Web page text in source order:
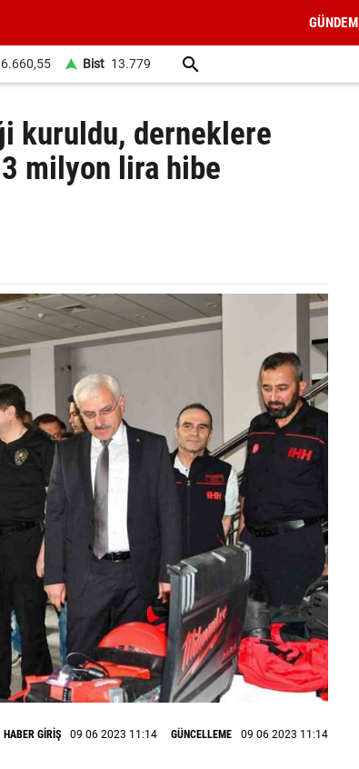
GÜNDEM
6.660,55 Bist 13.779
kuruldu, derneklere
milyon lira hibe
HABER GİRİŞ 09 06 2023 11:14 GÜNCELLEME 09 06 2023 11:14